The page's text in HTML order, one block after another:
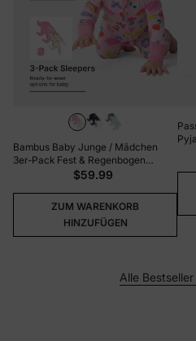
Bambus Baby Junge / Mädchen
3er-Pack Fest & Regenbogen
Bedruckt 2-Wege-Reißverschluss
$59.99
ZUM WARENKORB
HINZUFÜGEN
Alle